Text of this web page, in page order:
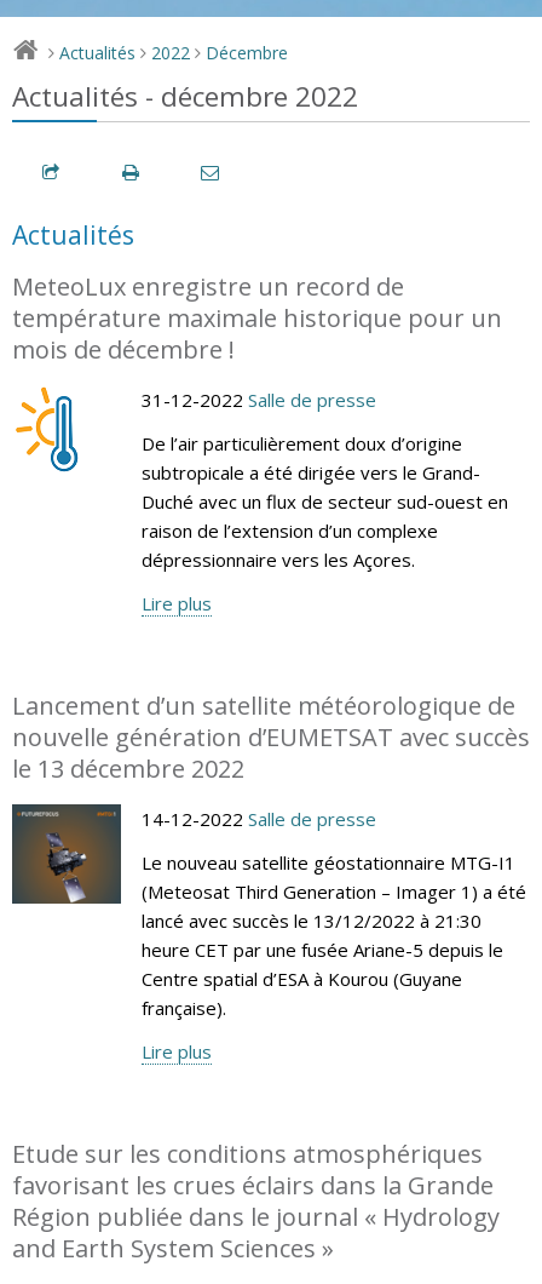
> Actualités > 2022 > Décembre
Actualités - décembre 2022
Actualités
MeteoLux enregistre un record de
température maximale historique pour un
mois de décembre !
31-12-2022 Salle de presse
De l’air particulièrement doux d’origine
subtropicale a été dirigée vers le Grand-
Duché avec un flux de secteur sud-ouest en
raison de l’extension d’un complexe
dépressionnaire vers les Açores.
Lire plus
Lancement d’un satellite météorologique de
nouvelle génération d’EUMETSAT avec succès
le 13 décembre 2022
14-12-2022 Salle de presse
Le nouveau satellite géostationnaire MTG-I1
(Meteosat Third Generation – Imager 1) a été
lancé avec succès le 13/12/2022 à 21:30
heure CET par une fusée Ariane-5 depuis le
Centre spatial d’ESA à Kourou (Guyane
française).
Lire plus
Etude sur les conditions atmosphériques
favorisant les crues éclairs dans la Grande
Région publiée dans le journal « Hydrology
and Earth System Sciences »